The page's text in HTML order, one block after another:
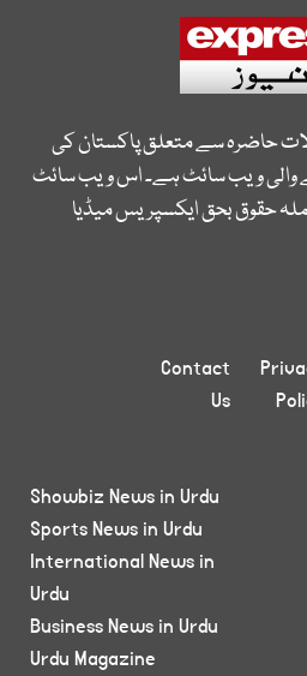
حاضرہ سے متعلق پاکستان کی
والی ویب سائٹ ہے۔ اس ویب سائٹ
حقوق بحق ایکسپریس میڈیا
Contact
Us
Showbiz News in Urdu
Sports News in Urdu
International News in
Urdu
Business News in Urdu
Urdu Magazine